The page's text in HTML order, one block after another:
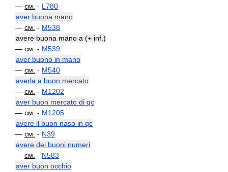
— см. - L780
aver buona mano
— см. - M538
avere buona mano a (+ inf.)
— см. - M539
aver buono in mano
— см. - M540
averla a buon mercato
— см. - M1202
aver buon mercato di qc
— см. - M1205
avere il buon naso in qc
— см. - N39
avere dei buoni numeri
— см. - N583
aver buon occhio